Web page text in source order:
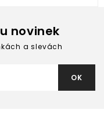
novinek
a slevách